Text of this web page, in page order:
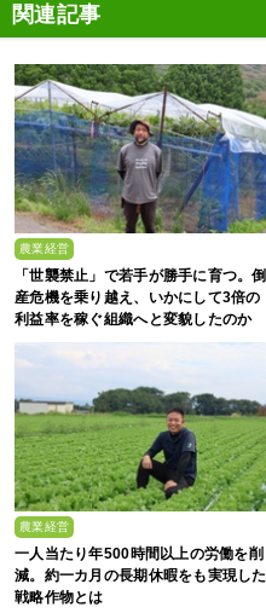
関連記事
農業経営
「世襲禁止」で若手が勝手に育つ。倒
産危機を乗り越え、いかにして3倍の
利益率を稼ぐ組織へと変貌したのか
農業経営
一人当たり年500時間以上の労働を削
減。約一カ月の長期休暇をも実現した
戦略作物とは